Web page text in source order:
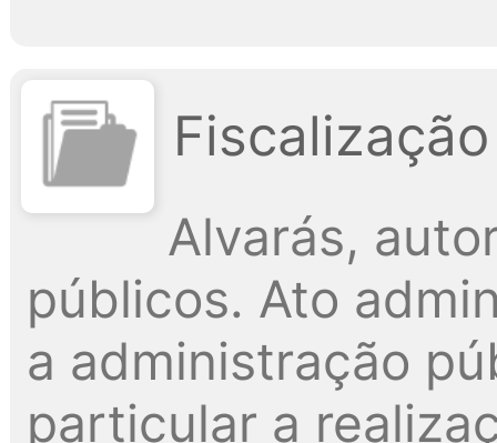
Alvarás,
públicos. Ato
a administração
particular a